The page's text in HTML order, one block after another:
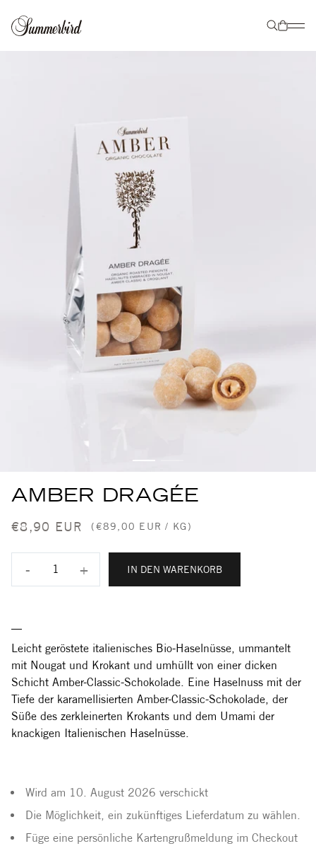
AMBER DRAGÉE
€8,90 EUR (€89,00 EUR / KG)
Leicht geröstete italienisches Bio-Haselnüsse, ummantelt
mit Nougat und Krokant und umhüllt von einer dicken
Schicht Amber-Classic-Schokolade. Eine Haselnuss mit der
Tiefe der karamellisierten Amber-Classic-Schokolade, der
Süße des zerkleinerten Krokants und dem Umami der
knackigen Italienischen Haselnüsse.
- + IN DEN WARENKORB
Wird am 10. August 2026 verschickt
Die Möglichkeit, ein zukünftiges Lieferdatum zu wählen.
Füge eine persönliche Kartengrußmeldung im Checkout